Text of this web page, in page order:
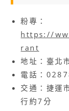
粉專：
https://
rant
地址：臺北
電話：
交通：捷運
行約7分